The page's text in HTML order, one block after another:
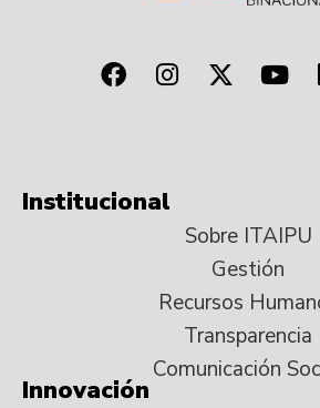
Institucional
Sobre ITAIPU
Gestión
Recursos
Transparencia
Comunicación
Innovación